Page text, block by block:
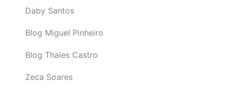
Daby Santos
Blog Miguel Pinheiro
Blog Thales Castro
Zeca Soares